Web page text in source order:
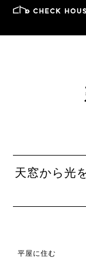
天窓から光
平屋に住む